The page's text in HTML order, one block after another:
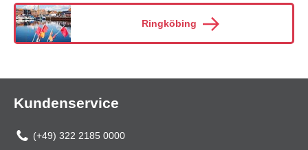
Ringköbing
Kundenservice
(+49) 322 2185 0000